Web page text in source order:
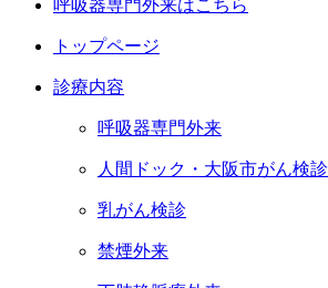
呼吸器専門外来はこちら
トップページ
診療内容
呼吸器専門外来
人間ドック・大阪市がん検診
乳がん検診
禁煙外来